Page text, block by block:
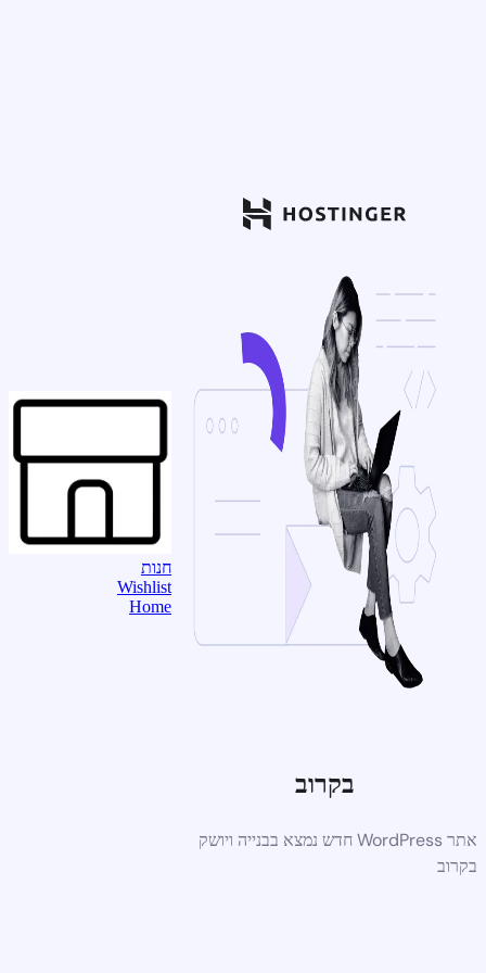
בקרוב
אתר WordPress חדש נמצא בבנייה ויושק
בקרוב
חנות
Wishlist
Home